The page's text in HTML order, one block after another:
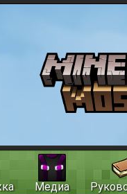
Медиа